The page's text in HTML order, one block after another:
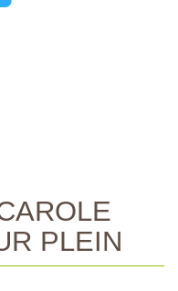
PLEIN